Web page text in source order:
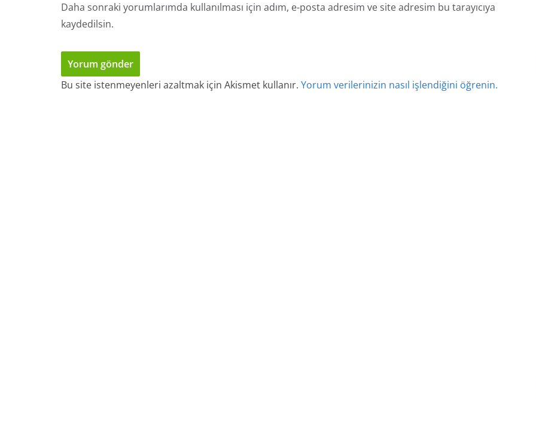
Daha sonraki yorumlarımda kullanılması için adım, e-posta adresim ve site adresim bu tarayıcıya
kaydedilsin.
Bu site istenmeyenleri azaltmak için Akismet kullanır. Yorum verilerinizin nasıl işlendiğini öğrenin.